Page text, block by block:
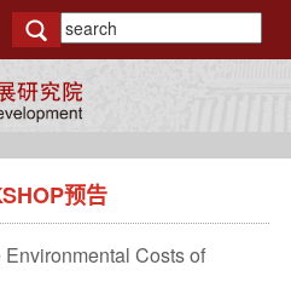
预告
Costs of